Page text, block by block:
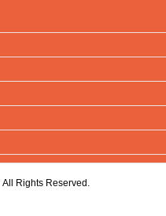
All Rights Reserved.